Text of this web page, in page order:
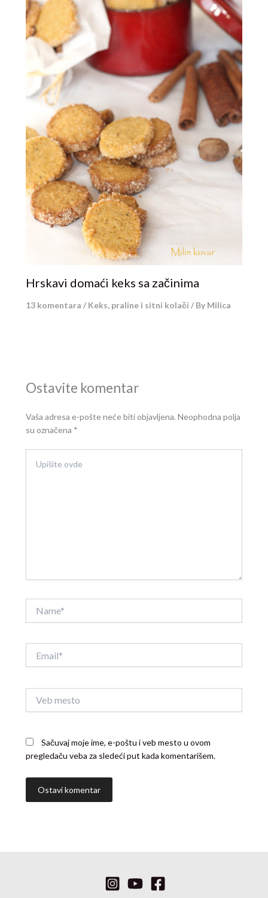
Hrskavi domaći keks sa začinima
13 komentara /Keks, praline i sitni kolači / By Milica
Ostavite komentar
Vaša adresa e-pošte neće biti objavljena. Neophodna polja
su označena *
ovde
mesto
Sačuvaj moje ime, e-poštu i veb mesto u ovom
pregledaču veba za sledeći put kada komentarišem.